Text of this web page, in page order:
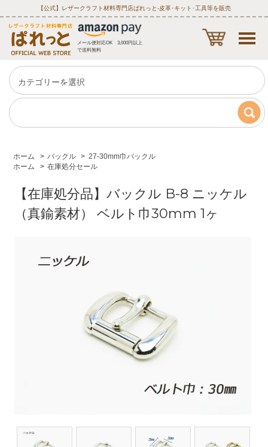
【公式】レザークラフト材料専門店ぱれっと‐皮革･キット･工具等を販売
メール便対応OK 3,000円以上
で送料無料
ホーム > バックル > 27-30mm巾バックル
ホーム
> 在庫処分セール
【在庫処分品】バックル B-8 ニッケル
（真鍮素材） ベルト巾30mm 1ヶ